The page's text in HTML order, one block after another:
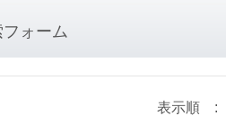
ォーム
表示順 :